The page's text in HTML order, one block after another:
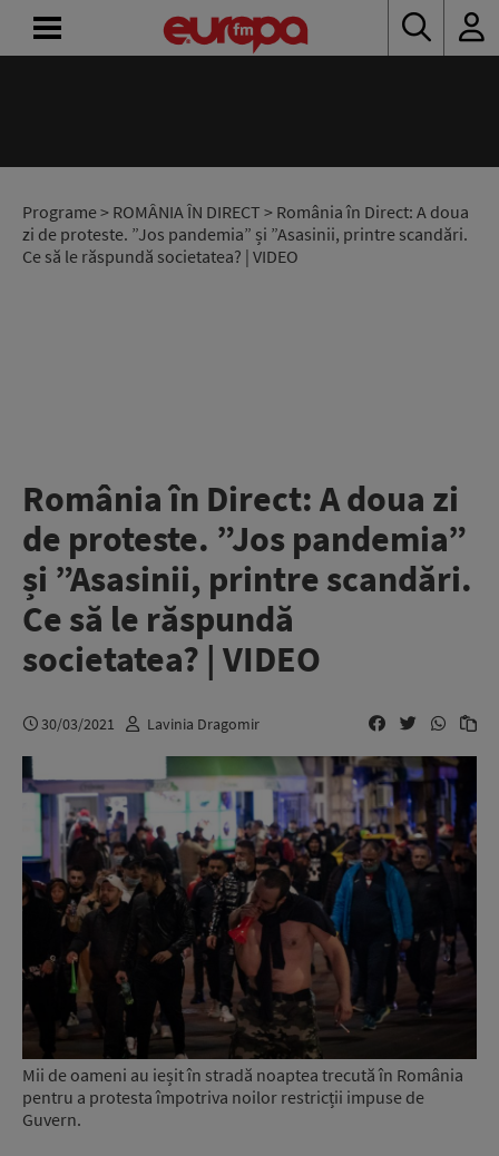
Programe> ROMÂNIA ÎN DIRECT > România în Direct: A doua
zi de proteste. ”Jos pandemia” și ”Asasinii, printre scandări.
Ce să le răspundă societatea? | VIDEO
România în Direct: A doua zi
de proteste. ”Jos pandemia”
și ”Asasinii, printre scandări.
Ce să le răspundă
societatea? | VIDEO
30/03/2021 Lavinia Dragomir
Mii de oameni au ieșit în stradă noaptea trecută în România
pentru a protesta împotriva noilor restricții impuse de
Guvern.
RADIO
CONCURSURI